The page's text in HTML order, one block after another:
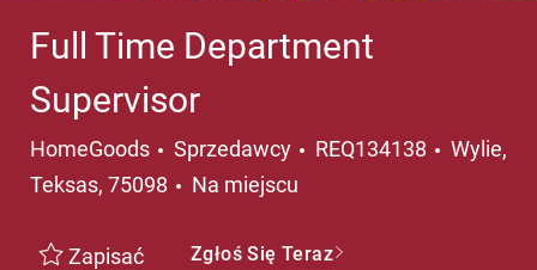
Full Time Department
Supervisor
HomeGoods Kategoria
Sprzedawcy REQ134138
Wylie,
Teksas, 75098
Na miejscu
Zapisać Zgłoś Się Teraz